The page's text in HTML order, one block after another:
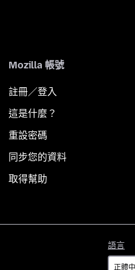
Mozilla 帳號
註冊／登入
這是什麼？
重設密碼
同步您的資料
取得幫助
語言